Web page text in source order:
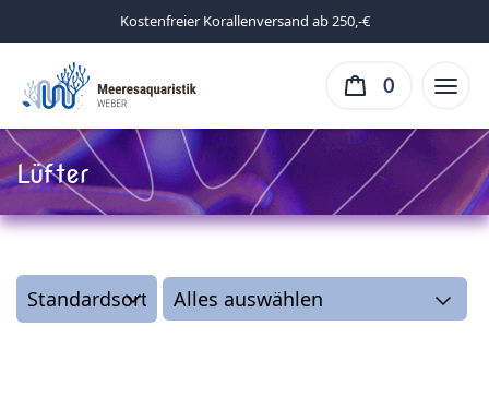
Kostenfreier Korallenversand ab 250,-€
0
Lüfter